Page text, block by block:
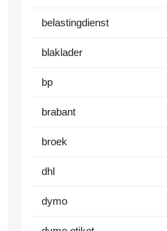
belastingdienst
blaklader
bp
brabant
broek
dhl
dymo